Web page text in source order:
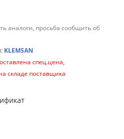
аналоги, просьба сообщить об
KLEMSAN
спец.цена,
складе поставщика